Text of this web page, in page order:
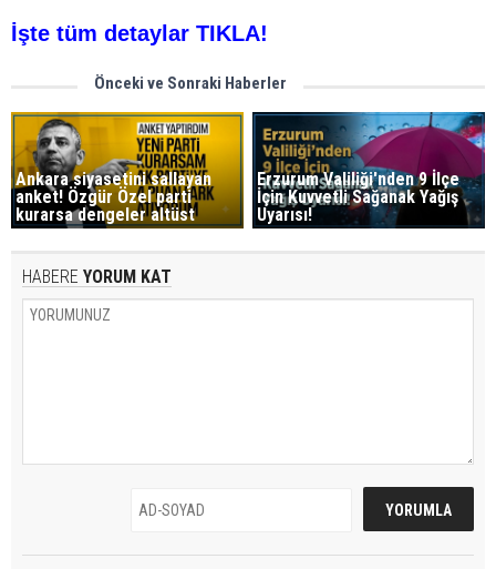
İşte tüm detaylar TIKLA!
Önceki ve Sonraki Haberler
Ankara siyasetini sallayan
anket! Özgür Özel parti
kurarsa dengeler altüst
Erzurum Valiliği'nden 9 İlçe
İçin Kuvvetli Sağanak Yağış
Uyarısı!
HABERE YORUM KAT